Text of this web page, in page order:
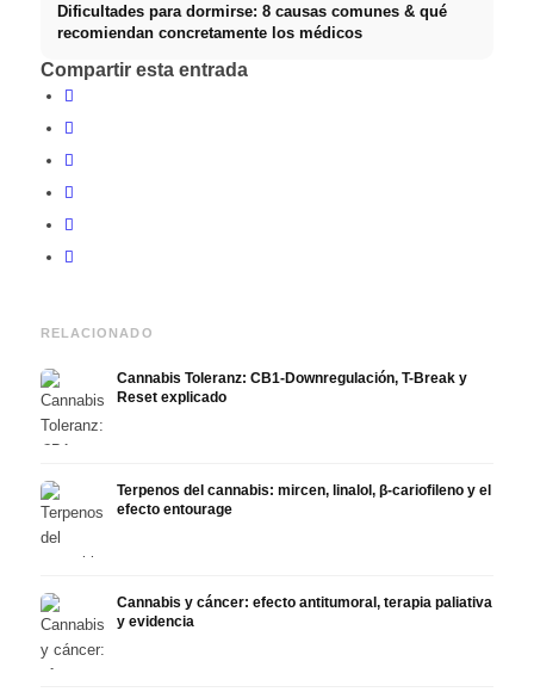
Dificultades para dormirse: 8 causas comunes & qué
recomiendan concretamente los médicos
Compartir esta entrada
RELACIONADO
Cannabis Toleranz: CB1-Downregulación, T-Break y
Reset explicado
Terpenos del cannabis: mircen, linalol, β-cariofileno y el
efecto entourage
Cannabis y cáncer: efecto antitumoral, terapia paliativa
y evidencia